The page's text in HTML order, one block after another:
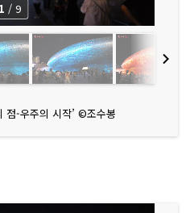
점-우주의 시작’ ©조수봉
1 / 9